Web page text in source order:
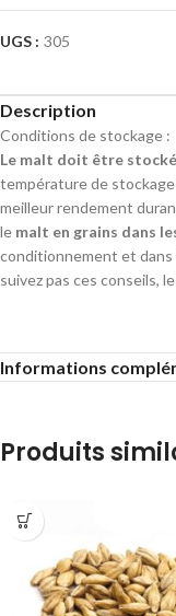
UGS : 305
Description
Conditions de stockage :
Le malt doit être
température de
meilleur rendement
le malt en grains dans
conditionnement et dans
suivez pas ces conseils,
Informations
Produits